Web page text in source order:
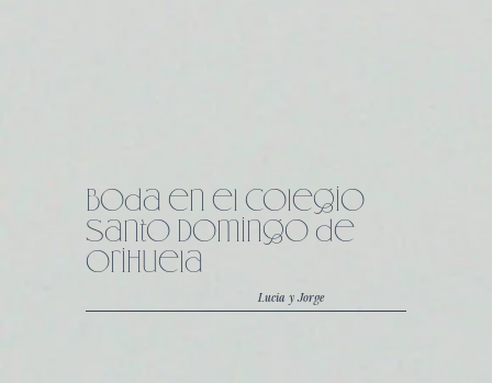
Boda en el Colegio
Santo Domingo de
Orihuela
Lucía y Jorge